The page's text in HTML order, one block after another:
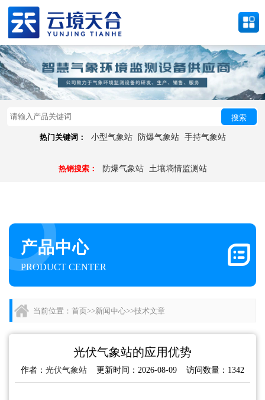
搜索
热门关键词： 小型气象站 防爆气象站 手持气象站
热销搜索： 防爆气象站 土壤墒情监测站
产品中心
PRODUCT CENTER
当前位置： 首页>>新闻中心>>技术文章
光伏气象站的应用优势
作者： 光伏气象站 更新时间：2026-08-09 访问数量：1342